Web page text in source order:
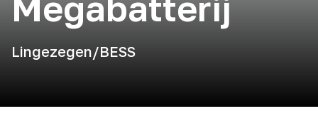
Lingezegen/BESS